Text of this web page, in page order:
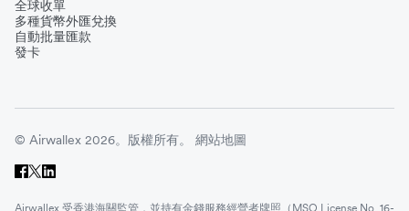
全球收單
多種貨幣外匯兌換
自動批量匯款
發卡
© Airwallex 2026。版權所有。 網站地圖
Airwallex 受香港海關監管，並持有金錢服務經營者牌照（MSO License No. 16-